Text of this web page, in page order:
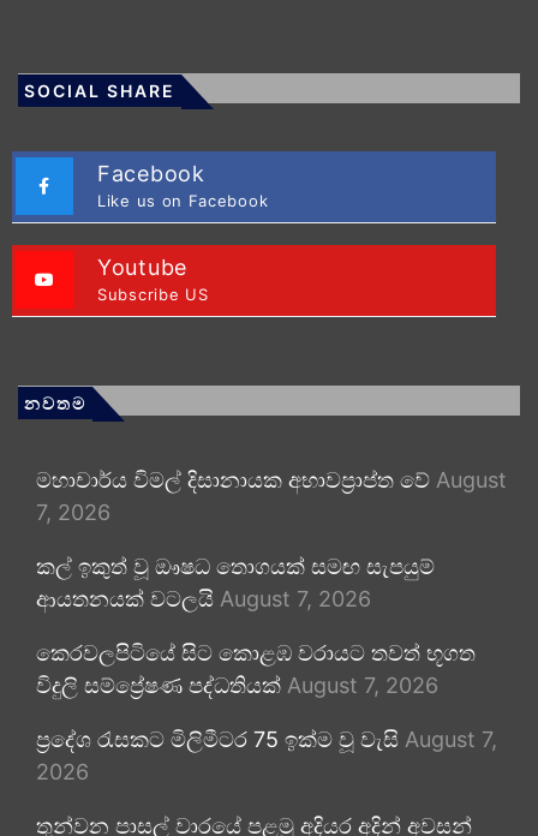
SOCIAL SHARE
Facebook
Like us on Facebook
Youtube
Subscribe US
නවතම
මහාචාර්ය විමල් දිසානායක අභාවප්‍රාප්ත වේ August
7, 2026
කල් ඉකුත් වූ ඖෂධ තොගයක් සමඟ සැපයුම්
ආයතනයක් වටලයි August 7, 2026
කෙරවලපිටියේ සිට කොළඹ වරායට තවත් භූගත
විදුලි සම්ප්‍රේෂණ පද්ධතියක් August 7, 2026
ප්‍රදේශ රැසකට මිලිමීටර 75 ඉක්ම වූ වැසි August 7,
2026
තුන්වන පාසල් වාරයේ පළමු අදියර අදින් අවසන්